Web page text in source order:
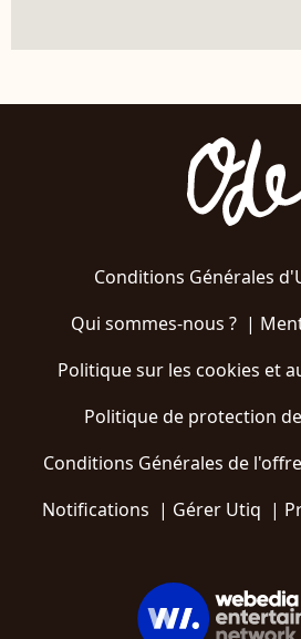
Conditions Générales
Qui sommes-nous ?|
Politique sur les cookies et
Politique de protection
Conditions Générales de
Notifications | Gérer Utiq |